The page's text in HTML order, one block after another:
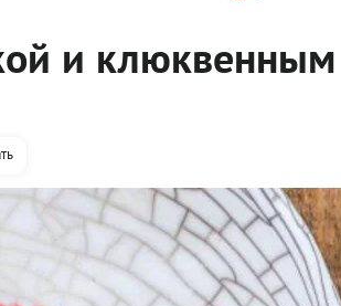
и клюквенным